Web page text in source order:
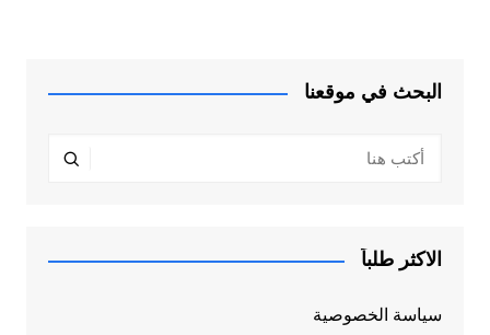
البحث في موقعنا
الاكثر طلباً
سياسة الخصوصية